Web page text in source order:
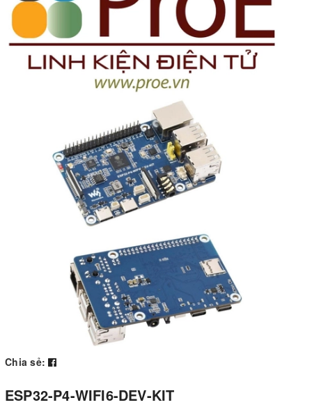
Chia sẻ:
ESP32-P4-WIFI6-DEV-KIT